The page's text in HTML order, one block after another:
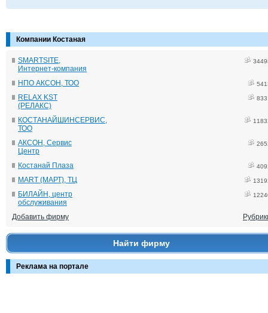
Компании Костаная
SMARTSITE,
Интернет-компания
НПО АКСОН, ТОО
RELAX KST
(РЕЛАКС)
КОСТАНАЙШИНСЕРВИС,
ТОО
АКСОН, Сервис
Центр
Костанай Плаза
MART (МАРТ), ТЦ
БИЛАЙН, центр
обслуживания
Добавить фирму
Найти фирму
Реклама на портале